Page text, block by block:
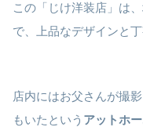
この「じけ洋装店」は
で、上品なデザインと
店内にはお父さんが撮
もいたという アットホ